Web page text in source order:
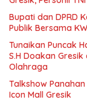
Bupati dan DPRD
Publik Bersama
Tunaikan Puncak
S.H Doakan
Olahraga
Talkshow Panahan
Icon Mall Gresik